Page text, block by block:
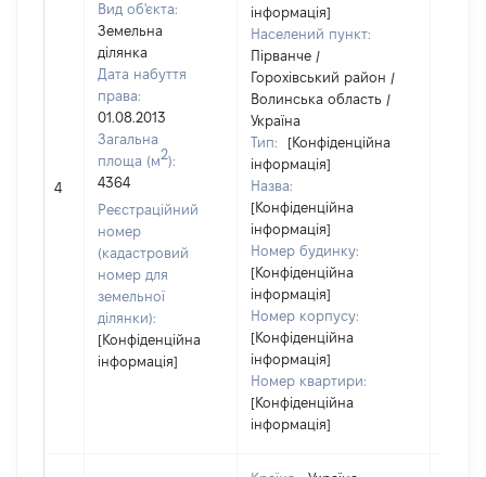
4
Вид об'єкта:
Земельна
ділянка
Дата набуття
права:
01.08.2013
Загальна
площа (м2):
4364
Реєстраційний
номер
(кадастровий
номер для
земельної
ділянки):
[Конфіденційна
інформація]
інформація]
Населений пункт:
Пірванче /
Горохівський район /
Волинська область /
Україна
Тип:
[Конфіденційна
інформація]
Назва:
[Конфіденційна
інформація]
Номер будинку:
[Конфіденційна
інформація]
Номер корпусу:
[Конфіденційна
інформація]
Номер квартири:
[Конфіденційна
інформація]